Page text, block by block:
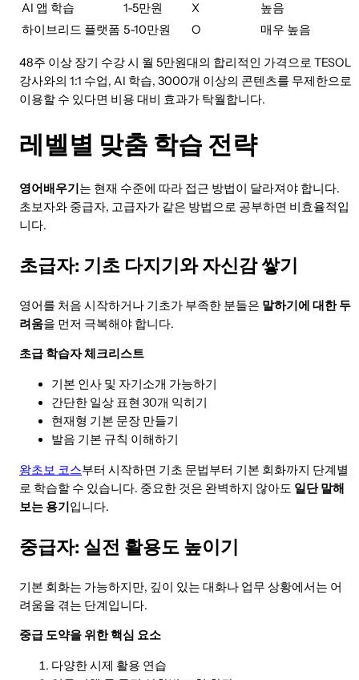
AI 앱 학습
1-5만원 X
높음
하이브리드 플랫폼 5-10만원 O 매우 높음
48주 이상 장기 수강 시 월 5만원대의 합리적인 가격으로 TESOL
강사와의 1:1 수업, AI 학습, 3000개 이상의 콘텐츠를 무제한으로
이용할 수 있다면 비용 대비 효과가 탁월합니다.
레벨별 맞춤 학습 전략
영어배우기는 현재 수준에 따라 접근 방법이 달라져야 합니다.
초보자와 중급자, 고급자가 같은 방법으로 공부하면 비효율적입
니다.
초급자: 기초 다지기와 자신감 쌓기
영어를 처음 시작하거나 기초가 부족한 분들은 말하기에 대한 두
려움을 먼저 극복해야 합니다.
초급 학습자 체크리스트
기본 인사 및 자기소개 가능하기
간단한 일상 표현 30개 익히기
현재형 기본 문장 만들기
발음 기본 규칙 이해하기
왕초보 코스부터 시작하면 기초 문법부터 기본 회화까지 단계별
로 학습할 수 있습니다. 중요한 것은 완벽하지 않아도 일단 말해
보는 용기입니다.
중급자: 실전 활용도 높이기
기본 회화는 가능하지만, 깊이 있는 대화나 업무 상황에서는 어
려움을 겪는 단계입니다.
중급 도약을 위한 핵심 요소
다양한 시제 활용 연습